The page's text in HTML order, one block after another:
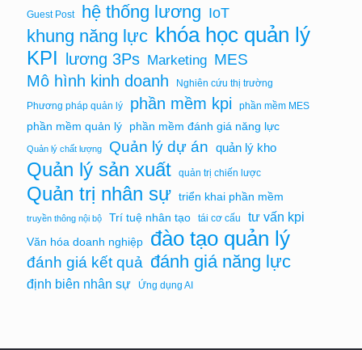
Guest Post hệ thống lương IoT
khung năng lực khóa học quản lý
KPI lương 3Ps Marketing MES
Mô hình kinh doanh
Nghiên cứu thị trường
Phương pháp quản lý
phần mềm kpi phần mềm MES
phần mềm quản lý phần mềm đánh giá năng lực
Quản lý chất lượng Quản lý dự án quản lý kho
Quản lý sản xuất quản trị chiến lược
Quản trị nhân sự triển khai phần mềm
truyền thông nội bộ Trí tuệ nhân tạo tái cơ cấu tư vấn kpi
Văn hóa doanh nghiệp đào tạo quản lý
đánh giá kết quả đánh giá năng lực
định biên nhân sự Ứng dụng AI